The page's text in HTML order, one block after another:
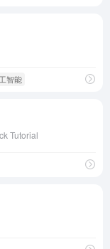
智能
Tutorial